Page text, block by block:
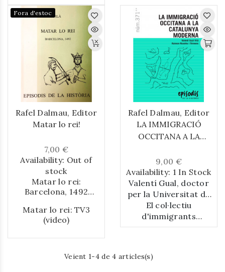
Fora d'estoc
Rafel Dalmau, Editor
Matar lo rei!
7,00 €
Availability: Out of
stock
Matar lo rei:
Barcelona, 1492
presenta l’exposició
íntegra del fets
Ciutat de Barcelona,
l’atemptat frustrar en
Matar lo rei: TV3
(video)
Rafel Dalmau, Editor
LA IMMIGRACIÓ
OCCITANA A LA
MODERNA
9,00 €
Availability: 1 In Stock
Valentí Gual, doctor
per la Universitat de
Barcelona i professor
d'Història Moderna, i
Raimon Masdéu,
de Barcelona, són
El col·lectiu
d'immigrants
provinents de terres
nombrosos que
Veient 1-4 de 4 articles(s)